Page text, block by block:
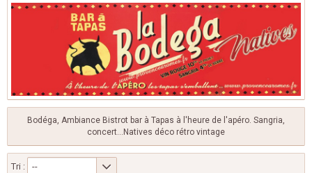
Bodéga, Ambiance Bistrot bar à Tapas à l'heure de l'apéro. Sangria,
concert...Natives déco rétro vintage
Tri : --